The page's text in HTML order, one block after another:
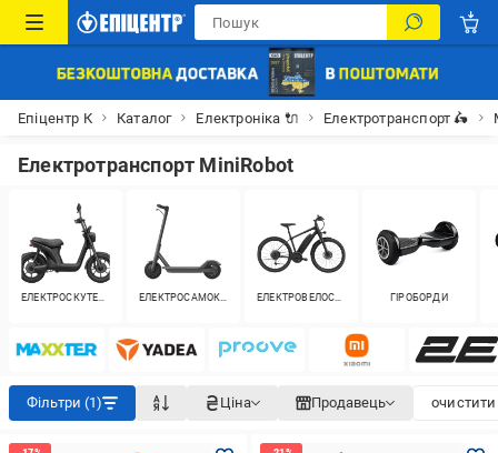
Епіцентр К Каталог Електроніка 🔌 Електротранспорт 🛵
Електротранспорт MiniRobot
ЕЛЕКТРОСКУТЕРИ ЕЛЕКТРОСАМОКАТИ ЕЛЕКТРОВЕЛОСИПЕДИ ГІРОБОРДИ
Фільтри (1) Ціна Продавець очистити